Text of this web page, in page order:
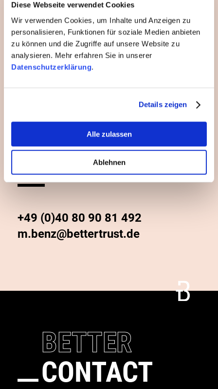
Diese Webseite verwendet Cookies
Wir verwenden Cookies, um Inhalte und Anzeigen zu
personalisieren, Funktionen für soziale Medien anbieten
zu können und die Zugriffe auf unsere Website zu
analysieren. Mehr erfahren Sie in unserer
Datenschutzerklärung.
Details zeigen
Alle zulassen
Ablehnen
Moritz Benz
Senior PR-Berater
+49 (0)40 80 90 81 492
m.benz@bettertrust.de
BETTER
CONTACT